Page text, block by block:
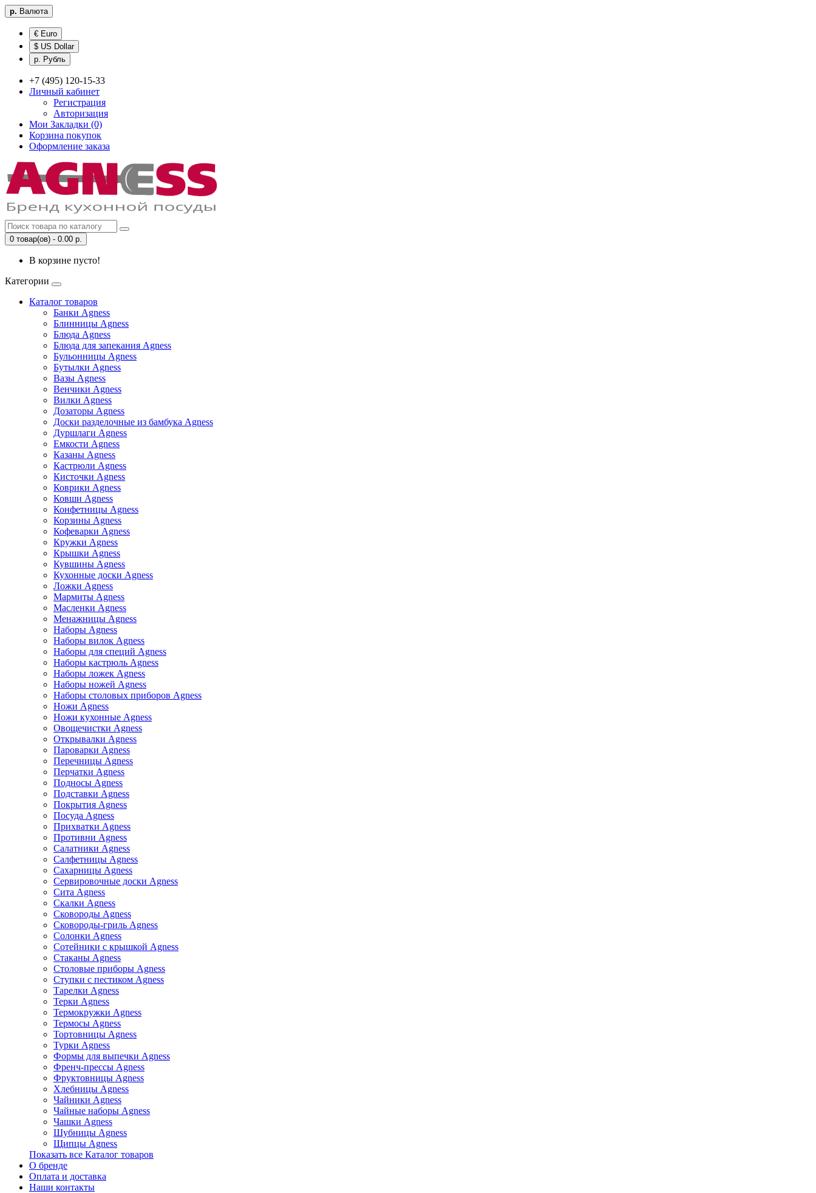
р. Валюта
€ Euro
$ US Dollar
р. Рубль
+7 (495) 120-15-33
Личный кабинет
Регистрация
Авторизация
Мои Закладки (0)
Корзина покупок
Оформление заказа
0 товар(ов) - 0.00 р.
В корзине пусто!
Категории
Каталог товаров
Банки Agness
Блинницы Agness
Блюда Agness
Блюда для запекания Agness
Бульонницы Agness
Бутылки Agness
Вазы Agness
Венчики Agness
Вилки Agness
Дозаторы Agness
Доски разделочные из бамбука Agness
Дуршлаги Agness
Емкости Agness
Казаны Agness
Кастрюли Agness
Кисточки Agness
Коврики Agness
Ковши Agness
Конфетницы Agness
Корзины Agness
Кофеварки Agness
Кружки Agness
Крышки Agness
Кувшины Agness
Кухонные доски Agness
Ложки Agness
Мармиты Agness
Масленки Agness
Менажницы Agness
Наборы Agness
Наборы вилок Agness
Наборы для специй Agness
Наборы кастрюль Agness
Наборы ложек Agness
Наборы ножей Agness
Наборы столовых приборов Agness
Ножи Agness
Ножи кухонные Agness
Овощечистки Agness
Открывалки Agness
Пароварки Agness
Перечницы Agness
Перчатки Agness
Подносы Agness
Подставки Agness
Покрытия Agness
Посуда Agness
Прихватки Agness
Противни Agness
Салатники Agness
Салфетницы Agness
Сахарницы Agness
Сервировочные доски Agness
Сита Agness
Скалки Agness
Сковороды Agness
Сковороды-гриль Agness
Солонки Agness
Сотейники с крышкой Agness
Стаканы Agness
Столовые приборы Agness
Ступки с пестиком Agness
Тарелки Agness
Терки Agness
Термокружки Agness
Термосы Agness
Тортовницы Agness
Турки Agness
Формы для выпечки Agness
Френч-прессы Agness
Фруктовницы Agness
Хлебницы Agness
Чайники Agness
Чайные наборы Agness
Чашки Agness
Шубницы Agness
Щипцы Agness
Показать все Каталог товаров
О бренде
Оплата и доставка
Наши контакты